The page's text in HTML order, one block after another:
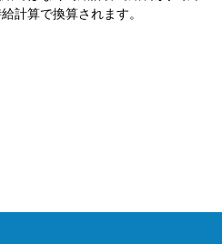
計算で換算されます。